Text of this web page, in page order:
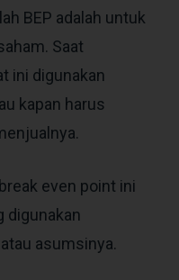
BEP adalah untuk
Saat
ini digunakan
kapan harus
even point ini
digunakan
asumsinya.